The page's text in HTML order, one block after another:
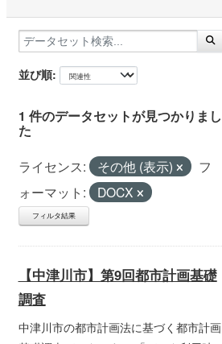
並び順
1 件のデータセットが見つかりまし
た
ライセンス: その他 (表示)
フ
ォーマット:
DOCX
フィルタ結果
【中津川市】第9回都市計画基礎
調査
中津川市の都市計画法に基づく都市計画